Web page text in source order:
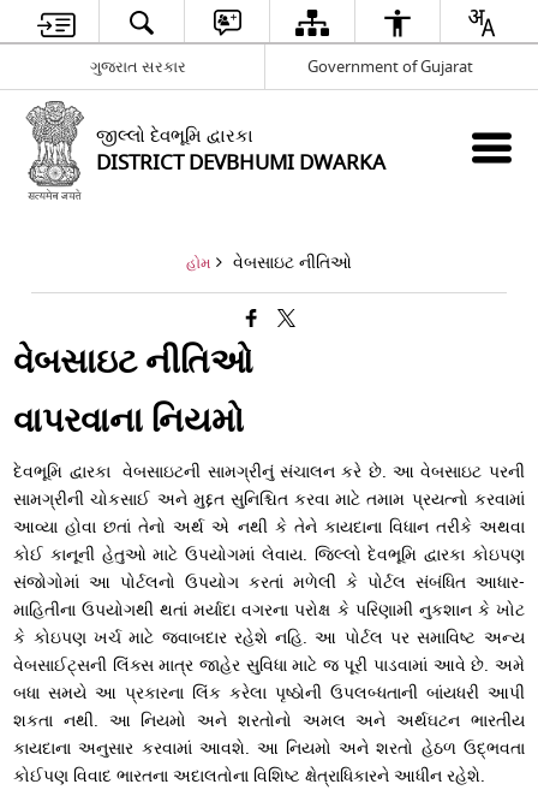
ગુજરાત સરકાર Government of Gujarat
જીલ્લો દેવભૂમિ દ્વારકા
DISTRICT DEVBHUMI DWARKA
હોમ વેબસાઇટ નીતિઓ
વેબસાઇટ નીતિઓ
વાપરવાના નિયમો
દેવભૂમિ દ્વારકા વેબસાઇટની સામગ્રીનું સંચાલન કરે છે. આ વેબસાઇટ પરની
સામગ્રીની ચોકસાઈ અને મુદ્દત સુનિશ્ચિત કરવા માટે તમામ પ્રયત્નો કરવામાં
આવ્યા હોવા છતાં તેનો અર્થ એ નથી કે તેને કાયદાના વિધાન તરીકે અથવા
કોઈ કાનૂની હેતુઓ માટે ઉપયોગમાં લેવાય. જિલ્લો દેવભૂમિ દ્વારકા કોઇપણ
સંજોગોમાં આ પોર્ટલનો ઉપયોગ કરતાં મળેલી કે પોર્ટલ સંબંધિત આધાર-
માહિતીના ઉપયોગથી થતાં મર્યાદા વગરના પરોક્ષ કે પરિણામી નુકશાન કે ખોટ
કે કોઇપણ ખર્ચ માટે જવાબદાર રહેશે નહિ. આ પોર્ટલ પર સમાવિષ્ટ અન્ય
વેબસાઈટ્સની લિંક્સ માત્ર જાહેર સુવિધા માટે જ પૂરી પાડવામાં આવે છે. અમે
બધા સમયે આ પ્રકારના લિંક કરેલા પૃષ્ઠોની ઉપલબ્ધતાની બાંયધરી આપી
શકતા નથી. આ નિયમો અને શરતોનો અમલ અને અર્થઘટન ભારતીય
કાયદાના અનુસાર કરવામાં આવશે. આ નિયમો અને શરતો હેઠળ ઉદ્ભવતા
કોઈપણ વિવાદ ભારતના અદાલતોના વિશિષ્ટ ક્ષેત્રાધિકારને આધીન રહેશે.